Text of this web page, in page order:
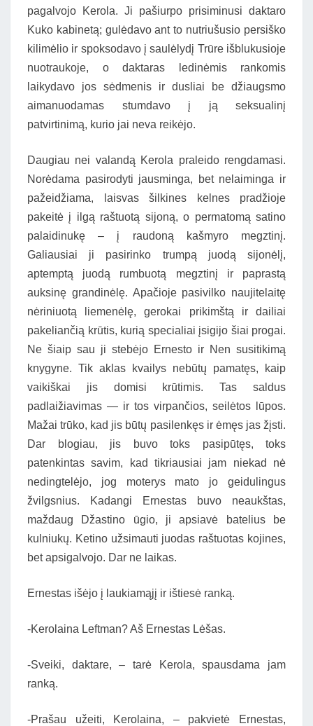
pagalvojo Kerola. Ji pašiurpo prisiminusi daktaro
Kuko kabinetą; gulėdavo ant to nutriušusio persiško
kilimėlio ir spoksodavo į saulėlydį Trūre išblukusioje
nuotraukoje, o daktaras ledinėmis rankomis
laikydavo jos sėdmenis ir dusliai be džiaugsmo
aimanuodamas stumdavo į ją seksualinį
patvirtinimą, kurio jai neva reikėjo.
Daugiau nei valandą Kerola praleido rengdamasi.
Norėdama pasirodyti jausminga, bet nelaiminga ir
pažeidžiama, laisvas šilkines kelnes pradžioje
pakeitė į ilgą raštuotą sijoną, o permatomą satino
palaidinukę – į raudoną kašmyro megztinį.
Galiausiai ji pasirinko trumpą juodą sijonėlį,
aptemptą juodą rumbuotą megztinį ir paprastą
auksinę grandinėlę. Apačioje pasivilko naujitelaitę
nėriniuotą liemenėlę, gerokai prikimštą ir dailiai
pakeliančią krūtis, kurią specialiai įsigijo šiai progai.
Ne šiaip sau ji stebėjo Ernesto ir Nen susitikimą
knygyne. Tik aklas kvailys nebūtų pamatęs, kaip
vaikiškai jis domisi krūtimis. Tas saldus
padlaižiavimas — ir tos virpančios, seilėtos lūpos.
Mažai trūko, kad jis būtų pasilenkęs ir ėmęs jas žįsti.
Dar blogiau, jis buvo toks pasipūtęs, toks
patenkintas savim, kad tikriausiai jam niekad nė
nedingtelėjo, jog moterys mato jo geidulingus
žvilgsnius. Kadangi Ernestas buvo neaukštas,
maždaug Džastino ūgio, ji apsiavė batelius be
kulniukų. Ketino užsimauti juodas raštuotas kojines,
bet apsigalvojo. Dar ne laikas.
Ernestas išėjo į laukiamąjį ir ištiesė ranką.
-Kerolaina Leftman? Aš Ernestas Lėšas.
-Sveiki, daktare, – tarė Kerola, spausdama jam
ranką.
-Prašau užeiti, Kerolaina, – pakvietė Ernestas,